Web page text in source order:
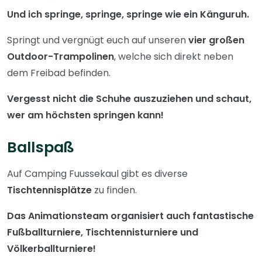
Und ich springe, springe, springe wie ein Känguruh.
Springt und vergnügt euch auf unserenvier großen
Outdoor-Trampolinen, welche sich direkt neben
dem Freibad befinden.
Vergesst nicht die Schuhe auszuziehen und schaut,
wer am höchsten springen kann!
Ballspaß
Auf Camping Fuussekaul gibt es diverse
Tischtennisplätze zu finden.
Das Animationsteam organisiert auch fantastische
Fußballturniere, Tischtennisturniere und
Völkerballturniere!